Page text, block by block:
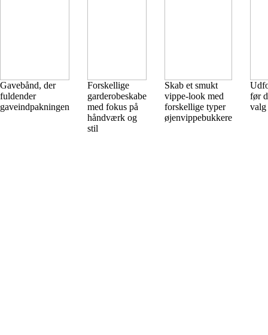
Gavebånd, der
fuldender
gaveindpakningen
Forskellige
garderobeskabe
med fokus på
håndværk og
stil
Skab et smukt
vippe-look med
forskellige typer
øjenvippebukkere
før
valg